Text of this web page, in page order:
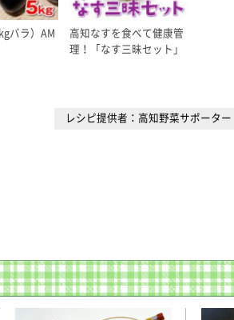
バラ）AM
高知なすを食べて健康管
理！「なす三昧セット」
レシピ提供者：高知野菜サポー